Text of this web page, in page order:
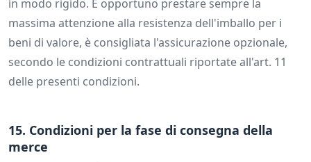
in modo rigido. È opportuno prestare sempre la
massima attenzione alla resistenza dell'imballo per i
beni di valore, è consigliata l'assicurazione opzionale,
secondo le condizioni contrattuali riportate all'art. 11
delle presenti condizioni.
15. Condizioni per la fase di consegna della
merce